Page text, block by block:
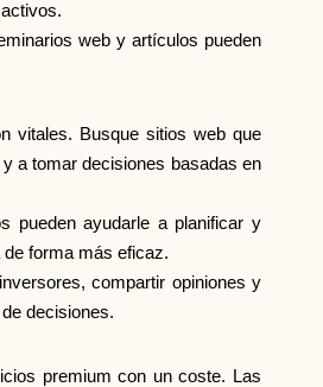
web y artículos pueden
vitales. Busque sitios web que
a tomar decisiones basadas en
pueden ayudarle a planificar y
forma más eficaz.
compartir opiniones y
decisiones.
premium con un coste. Las